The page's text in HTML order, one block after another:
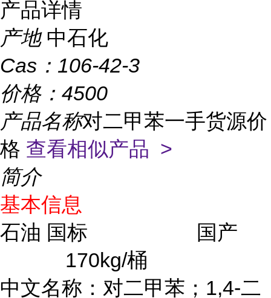
产品详情
产地 中石化
Cas： 106-42-3
价格： 4500
产品名称对二甲苯一手货源价
格 查看相似产品 >
简介
基本信息
石油 国标 国产
170kg/桶
中文名称：对二甲苯；1,4-二